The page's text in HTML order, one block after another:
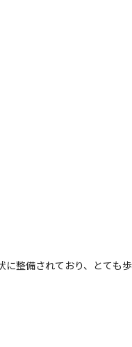
のにぴったりです。 注意点として
要です。また、熊の出没
みてください。
整備されており、とても